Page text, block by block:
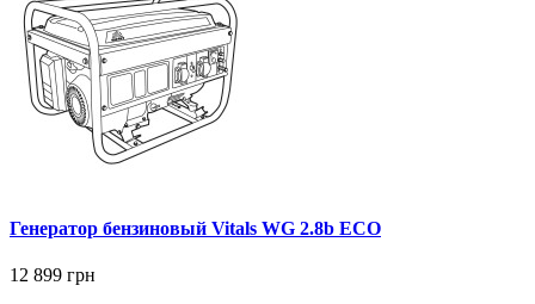
Генератор бензиновый Vitals WG 2.8b ECO
12 899 грн